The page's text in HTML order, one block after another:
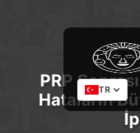
TR
PRP
Hataların